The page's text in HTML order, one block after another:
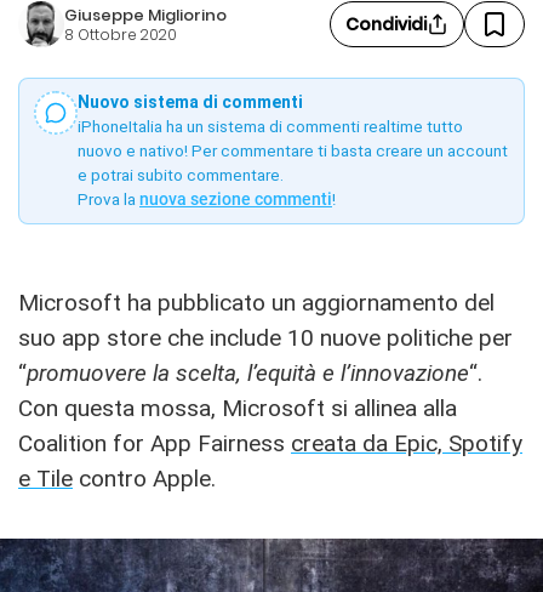
Giuseppe Migliorino
8 Ottobre 2020 Condividi
Nuovo sistema di commenti
iPhoneItalia ha un sistema di commenti realtime tutto
nuovo e nativo! Per commentare ti basta creare un account
e potrai subito commentare.
Prova la nuova sezione commenti!
Microsoft ha pubblicato un aggiornamento del
suo app store che include 10 nuove politiche per
“promuovere la scelta, l’equità e l’innovazione“.
Con questa mossa, Microsoft si allinea alla
Coalition for App Fairness creata da Epic, Spotify
e Tile contro Apple.